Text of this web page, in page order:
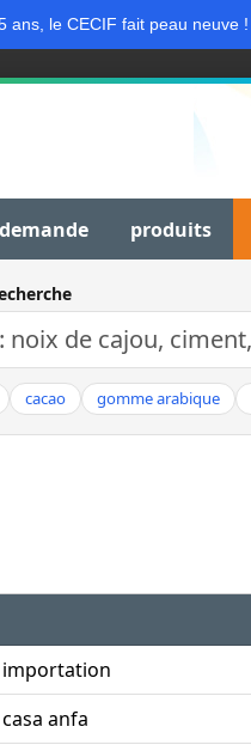
ans, le CECIF fait peau neuve !
produits
cacao gomme arabique
importation
casa anfa